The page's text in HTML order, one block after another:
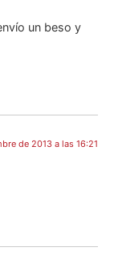
un beso y
de 2013 a las 16:21